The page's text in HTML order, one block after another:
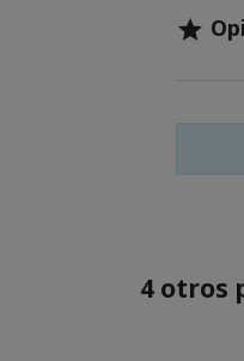

4 otros